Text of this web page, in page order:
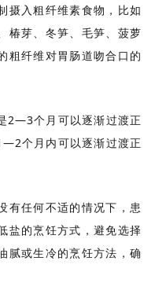
摄入粗纤维素食物，比如
椿芽、冬笋、毛笋、菠萝
粗纤维对胃肠道吻合口的
2—3个月可以逐渐过渡正
个月内可以逐渐过渡正
有任何不适的情况下，患
盐的烹饪方式，避免选择
腻或生冷的烹饪方法，确